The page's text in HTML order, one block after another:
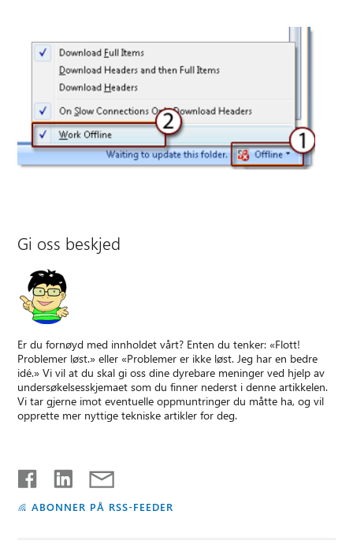
Gi oss beskjed
Er du fornøyd med innholdet vårt? Enten du tenker: «Flott!
Problemer løst.» eller «Problemer er ikke løst. Jeg har en bedre
idé.» Vi vil at du skal gi oss dine dyrebare meninger ved hjelp av
undersøkelsesskjemaet som du finner nederst i denne artikkelen.
Vi tar gjerne imot eventuelle oppmuntringer du måtte ha, og vil
opprette mer nyttige tekniske artikler for deg.
ABONNER PÅ RSS-FEEDER